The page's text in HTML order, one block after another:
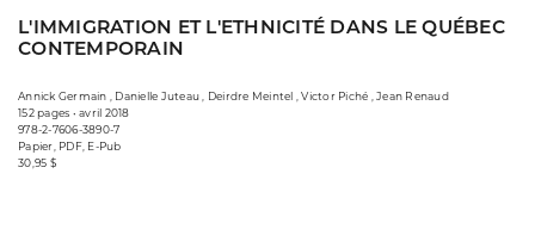
L'IMMIGRATION ET L'ETHNICITÉ DANS LE QUÉBEC
CONTEMPORAIN
Annick Germain , Danielle Juteau , Deirdre Meintel , Victor Piché , Jean Renaud
152 pages • avril 2018
978-2-7606-3890-7
Papier, PDF, E-Pub
30,95 $